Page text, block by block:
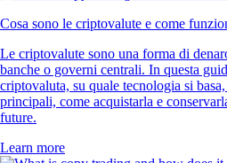
Cosa sono le criptovalute e come
Le criptovalute sono una forma di
banche o governi centrali. In questa
criptovaluta, su quale tecnologia si
principali, come acquistarla e
future.
Learn more